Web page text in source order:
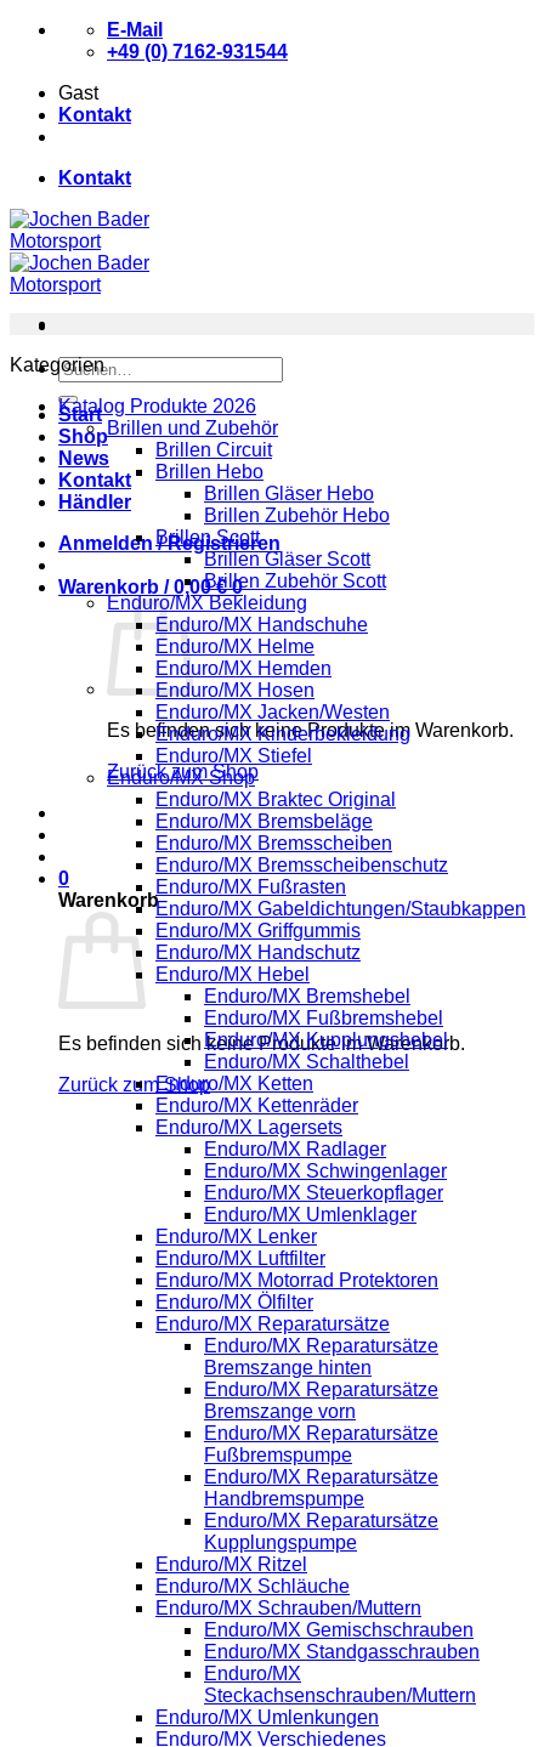
Zum
E-Mail
+49 (0) 7162-931544
Gast
Kontakt
Kontakt
Suchen
nach:
Start
Shop
News
Kontakt
Händler
Anmelden / Registrieren
Warenkorb /0,00€ 0
Es befinden sich keine Produkte im Warenkorb.
Zurück zum Shop
0
Warenkorb
Es befinden sich keine Produkte im Warenkorb.
Zurück zum Shop
Kategorien
Katalog Produkte 2026
Brillen und Zubehör
Brillen Circuit
Brillen Hebo
Brillen Gläser Hebo
Brillen Zubehör Hebo
Brillen Scott
Brillen Gläser Scott
Brillen Zubehör Scott
Enduro/MX Bekleidung
Enduro/MX Handschuhe
Enduro/MX Helme
Enduro/MX Hemden
Enduro/MX Hosen
Enduro/MX Jacken/Westen
Enduro/MX Kinderbekleidung
Enduro/MX Stiefel
Enduro/MX Shop
Enduro/MX Braktec Original
Enduro/MX Bremsbeläge
Enduro/MX Bremsscheiben
Enduro/MX Bremsscheibenschutz
Enduro/MX Fußrasten
Enduro/MX Gabeldichtungen/Staubkappen
Enduro/MX Griffgummis
Enduro/MX Handschutz
Enduro/MX Hebel
Enduro/MX Bremshebel
Enduro/MX Fußbremshebel
Enduro/MX Kupplungshebel
Enduro/MX Schalthebel
Enduro/MX Ketten
Enduro/MX Kettenräder
Enduro/MX Lagersets
Enduro/MX Radlager
Enduro/MX Schwingenlager
Enduro/MX Steuerkopflager
Enduro/MX Umlenklager
Enduro/MX Lenker
Enduro/MX Luftfilter
Enduro/MX Motorrad Protektoren
Enduro/MX Ölfilter
Enduro/MX Reparatursätze
Enduro/MX Reparatursätze
Bremszange hinten
Enduro/MX Reparatursätze
Bremszange vorn
Enduro/MX Reparatursätze
Fußbremspumpe
Enduro/MX Reparatursätze
Handbremspumpe
Enduro/MX Reparatursätze
Kupplungspumpe
Enduro/MX Ritzel
Enduro/MX Schläuche
Enduro/MX Schrauben/Muttern
Enduro/MX Gemischschrauben
Enduro/MX Standgasschrauben
Enduro/MX
Steckachsenschrauben/Muttern
Enduro/MX Umlenkungen
Enduro/MX Verschiedenes